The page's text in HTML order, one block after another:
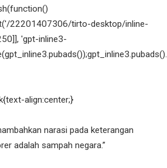
22201407306/tirto-desktop/inline-
'gpt-inline3-
align:center;}
narasi pada keterangan
adalah sampah negara.”